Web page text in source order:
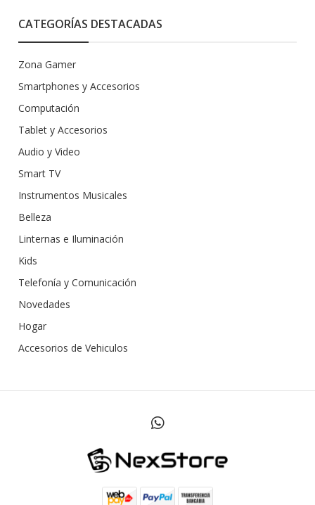
CATEGORÍAS DESTACADAS
Zona Gamer
Smartphones y Accesorios
Computación
Tablet y Accesorios
Audio y Video
Smart TV
Instrumentos Musicales
Belleza
Linternas e Iluminación
Kids
Telefonía y Comunicación
Novedades
Hogar
Accesorios de Vehiculos